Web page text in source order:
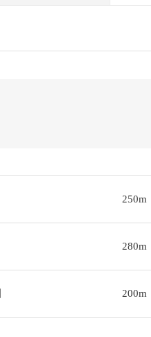
250m
280m
200m